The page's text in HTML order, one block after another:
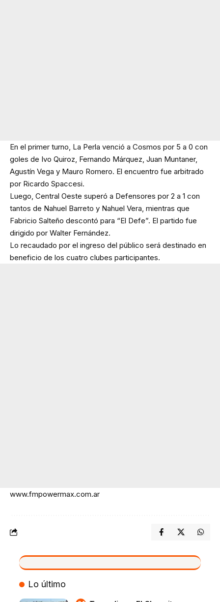
En el primer turno, La Perla venció a Cosmos por 5 a 0 con
goles de Ivo Quiroz, Fernando Márquez, Juan Muntaner,
Agustín Vega y Mauro Romero. El encuentro fue arbitrado
por Ricardo Spaccesi.
Luego, Central Oeste superó a Defensores por 2 a 1 con
tantos de Nahuel Barreto y Nahuel Vera, mientras que
Fabricio Salteño descontó para “El Defe”. El partido fue
dirigido por Walter Fernández.
Lo recaudado por el ingreso del público será destinado en
beneficio de los cuatro clubes participantes.
www.fmpowermax.com.ar
VIVO
Lo último